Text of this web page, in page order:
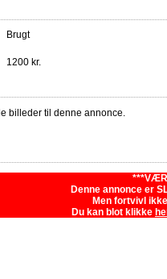
Brugt
1200 kr.
billeder til denne annonce.
Denne annonce er
Men fortvivl
Du kan blot klikke